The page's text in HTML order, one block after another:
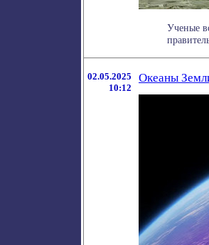
Ученые
02.05.2025
10:12
Океаны